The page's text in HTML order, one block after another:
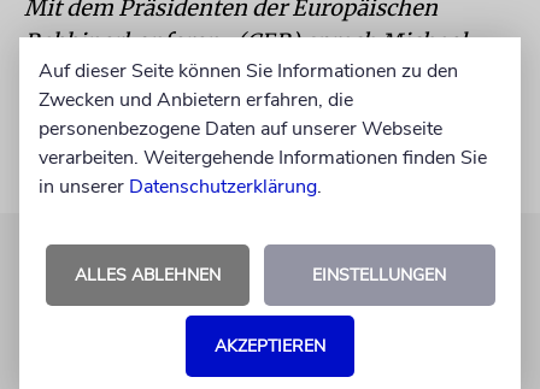
Mit dem Präsidenten der Europäischen
Rabbinerkonferenz (CER) sprach Michael
Thaidigsmann.
Auf dieser Seite können Sie Informationen zu den
Zwecken und Anbietern erfahren, die
personenbezogene Daten auf unserer Webseite
verarbeiten. Weitergehende Informationen finden Sie
in unserer Datenschutzerklärung.
ALLES ABLEHNEN EINSTELLUNGEN
AKZEPTIEREN